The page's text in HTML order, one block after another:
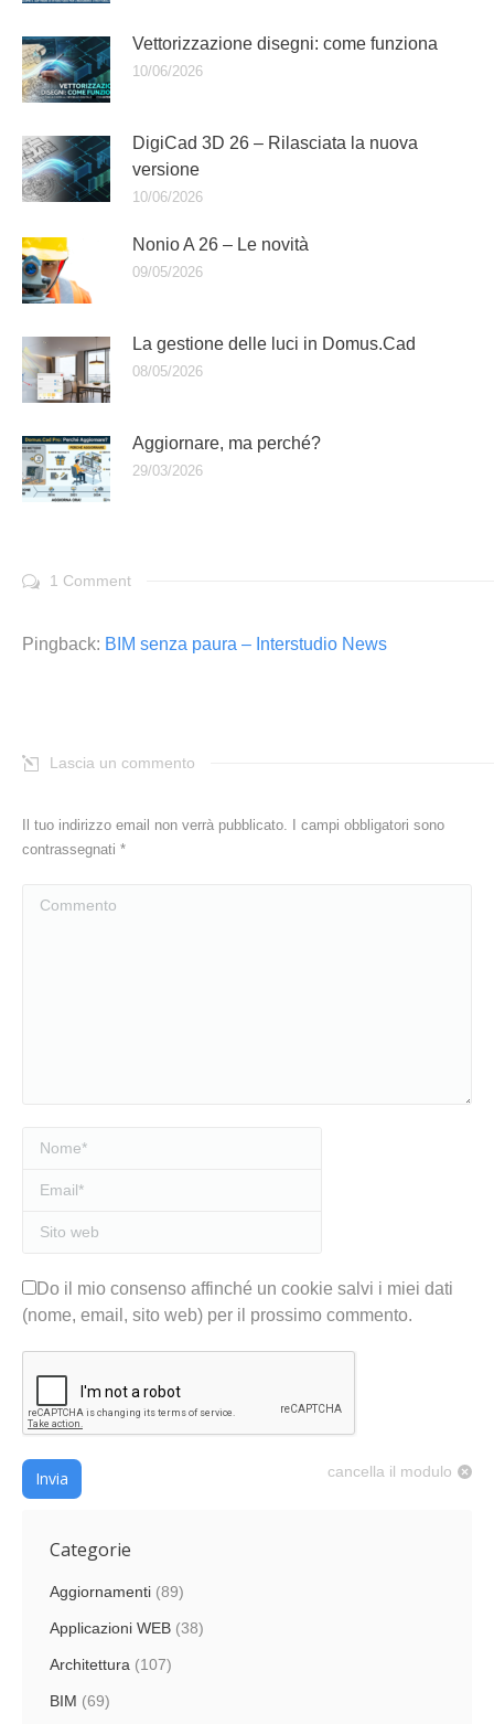
Vettorizzazione disegni: come funziona
10/06/2026
DigiCad 3D 26 – Rilasciata la nuova
versione
10/06/2026
Nonio A 26 – Le novità
09/05/2026
La gestione delle luci in Domus.Cad
08/05/2026
Aggiornare, ma perché?
29/03/2026
1 Comment
Pingback: BIM senza paura – Interstudio News
Lascia un commento
Il tuo indirizzo email non verrà pubblicato. I campi obbligatori sono
contrassegnati *
Nome *
Email *
Sito web
Do il mio consenso affinché un cookie salvi i miei dati
(nome, email, sito web) per il prossimo commento.
cancella il modulo
Invia
Categorie
Aggiornamenti (89)
Applicazioni WEB (38)
Architettura (107)
BIM (69)